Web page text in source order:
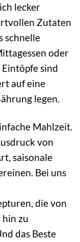
lecker
Zutaten
schnelle
oder
sind
auf eine
legen.
Mahlzeit.
von
saisonale
Bei uns
die von
hin zu
das Beste